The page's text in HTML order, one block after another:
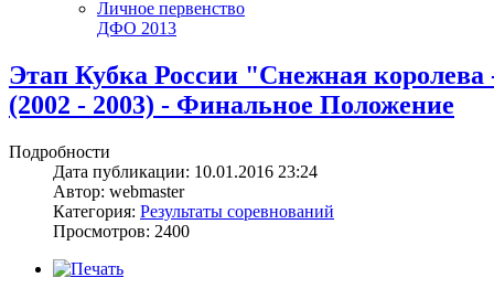
Личное первенство
ДФО 2013
Этап Кубка России "Снежная
(2002 - 2003) - Финальное Положение
Подробности
Дата публикации: 10.01.2016 23:24
Автор: webmaster
Категория: Результаты соревнований
Просмотров: 2400